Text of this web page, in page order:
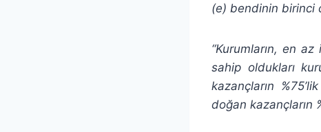
(e) bendinin birinci
“Kurumların, en
sahip oldukları
kazançların
doğan kazançların